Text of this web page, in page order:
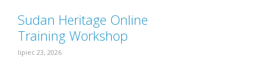
Sudan Heritage Online
Training Workshop
lipiec 23, 2026